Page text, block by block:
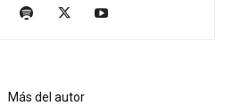
Más del autor